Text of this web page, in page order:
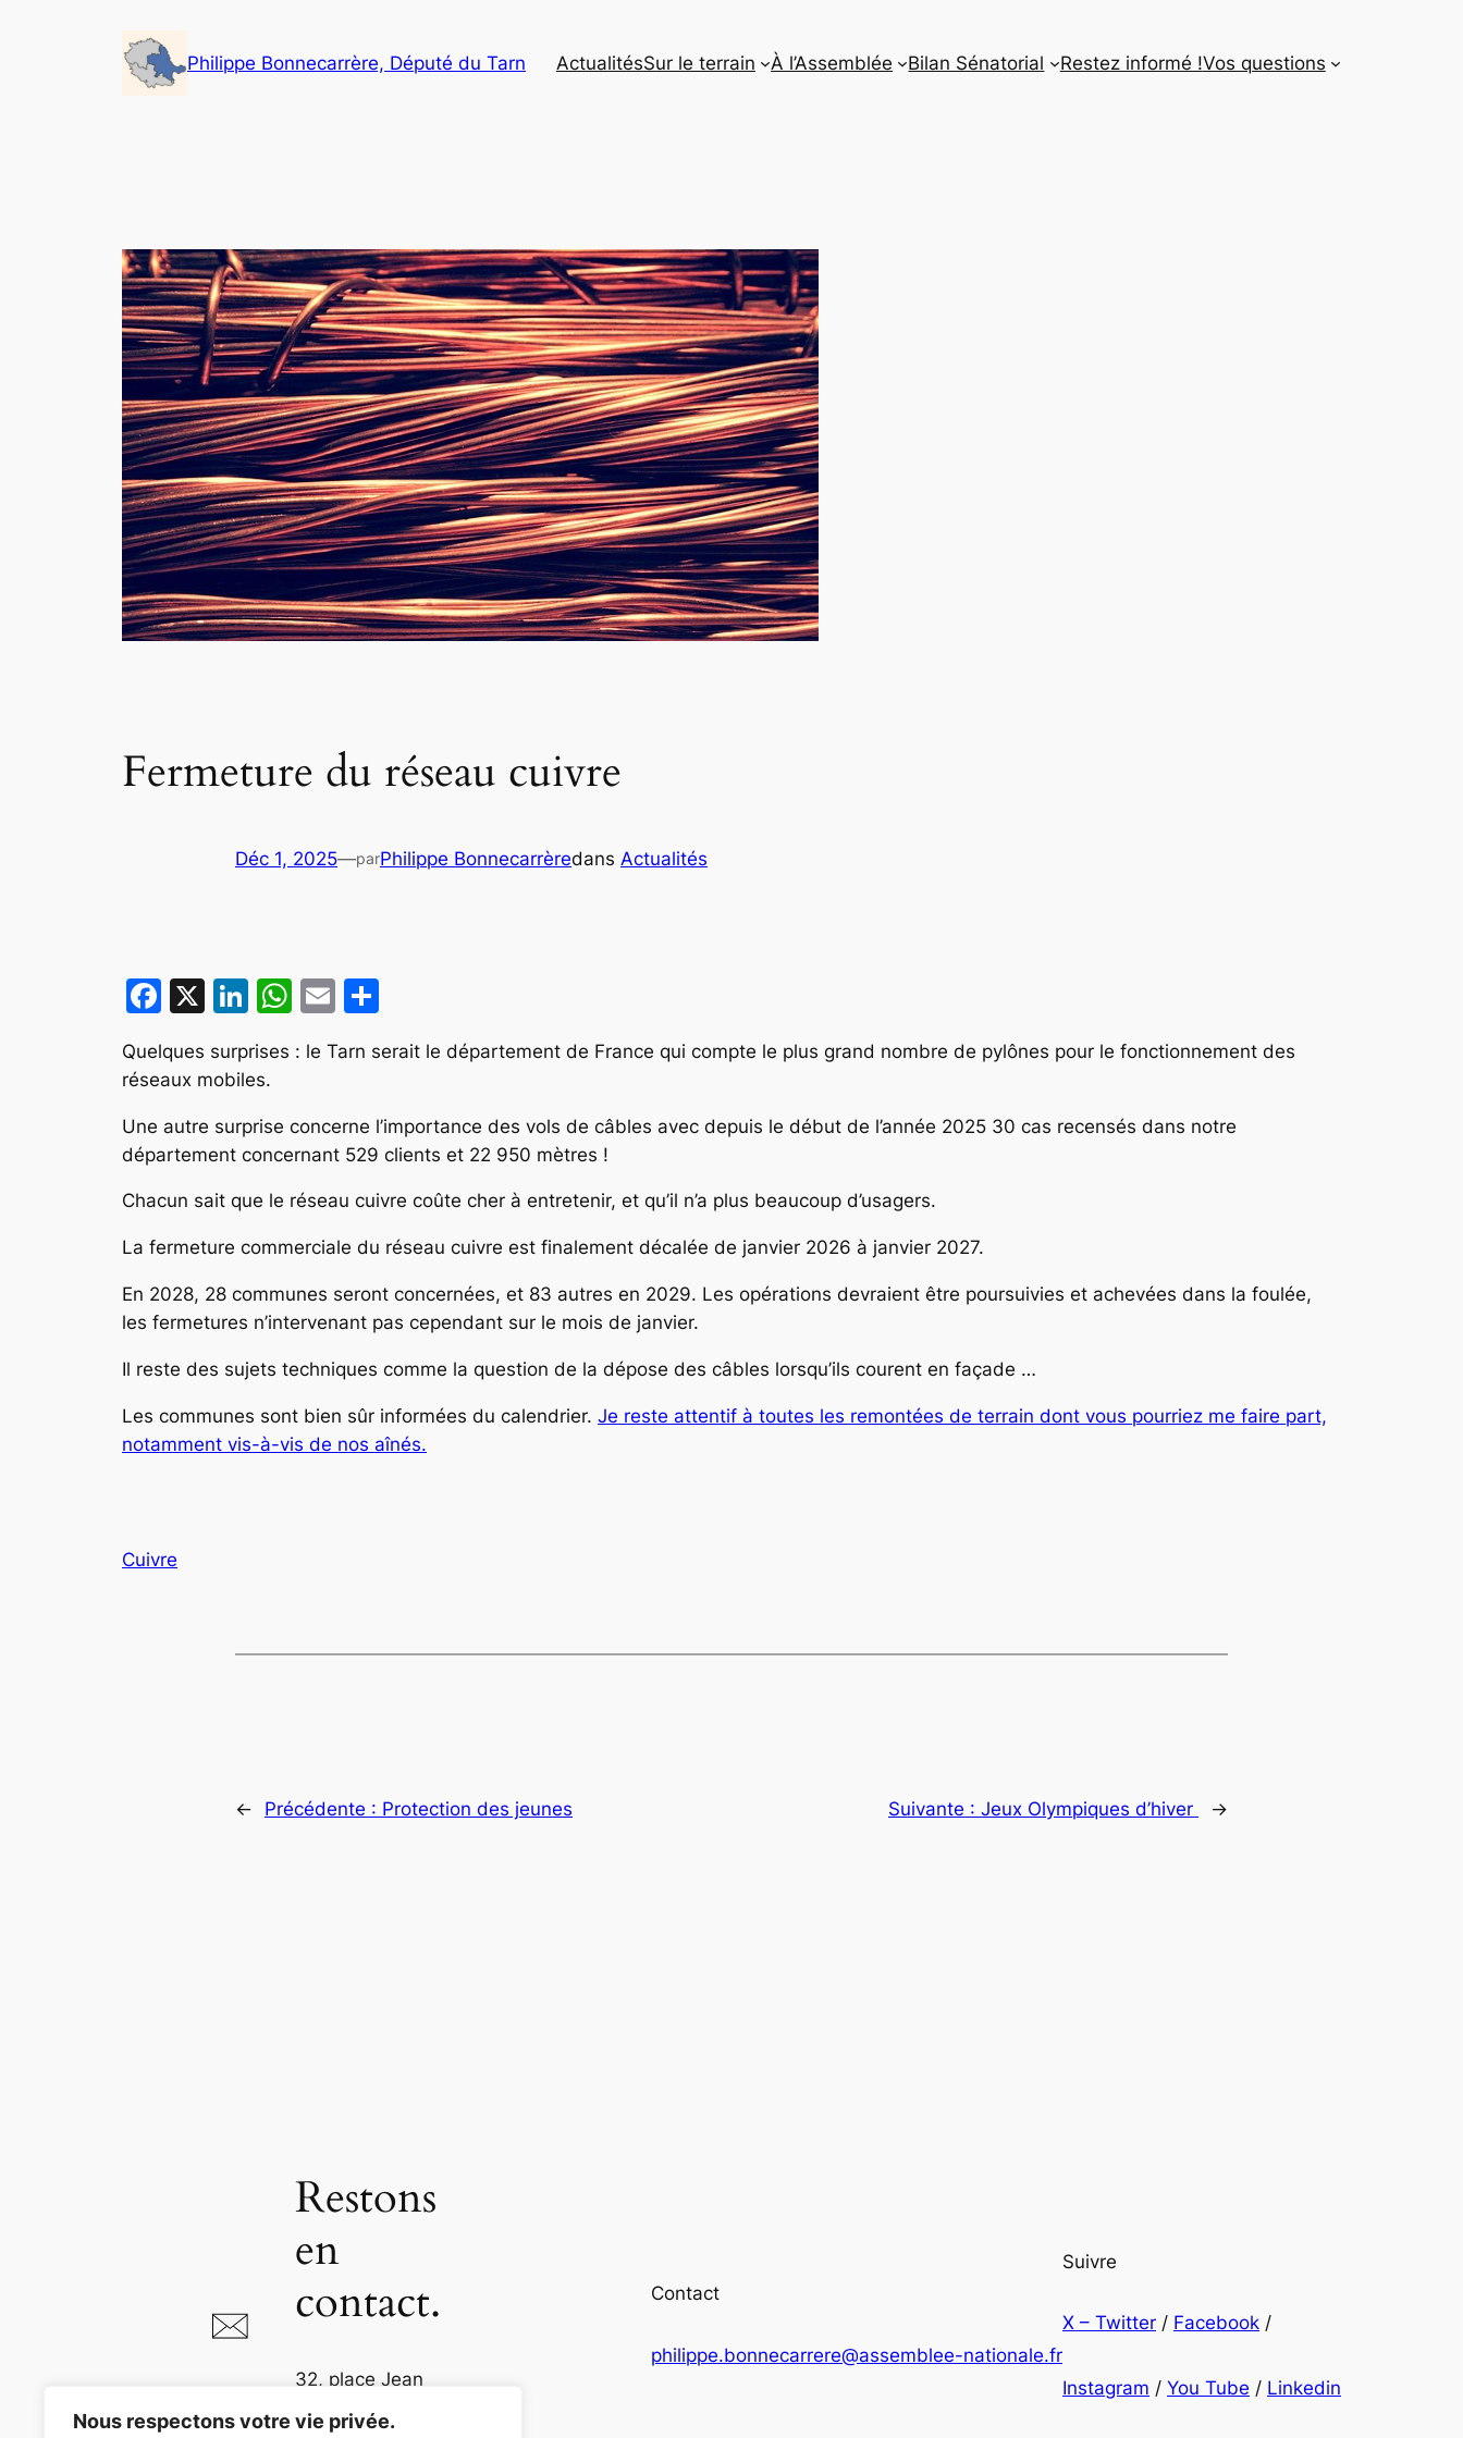
Nous respectons votre vie privée.
Philippe Bonnecarrère, Député du Tarn ActualitésSur le terrain À l’Assemblée Bilan Sénatorial Restez informé !Vos questions
Fermeture du réseau cuivre
Déc 1, 2025—parPhilippe Bonnecarrèredans Actualités
Facebook
X LinkedIn
WhatsApp
Email
Quelques surprises : le Tarn serait le département de France qui compte le plus grand nombre de pylônes pour le fonctionnement des
réseaux mobiles.
Une autre surprise concerne l’importance des vols de câbles avec depuis le début de l’année 2025 30 cas recensés dans notre
département concernant 529 clients et 22 950 mètres !
Chacun sait que le réseau cuivre coûte cher à entretenir, et qu’il n’a plus beaucoup d’usagers.
La fermeture commerciale du réseau cuivre est finalement décalée de janvier 2026 à janvier 2027.
En 2028, 28 communes seront concernées, et 83 autres en 2029. Les opérations devraient être poursuivies et achevées dans la foulée,
les fermetures n’intervenant pas cependant sur le mois de janvier.
Il reste des sujets techniques comme la question de la dépose des câbles lorsqu’ils courent en façade …
Les communes sont bien sûr informées du calendrier. Je reste attentif à toutes les remontées de terrain dont vous pourriez me faire part,
notamment vis-à-vis de nos aînés.
Cuivre
← Précédente : Protection des jeunes Suivante : Jeux Olympiques d’hiver →
Restons
en
contact.
32, place Jean
Jaurès
Contact
philippe.bonnecarrere@assemblee-nationale.fr
Suivre
X – Twitter / Facebook /
Instagram / You Tube / Linkedin